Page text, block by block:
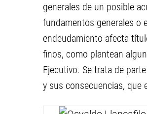
generales de un posible
fundamentos generales o
endeudamiento afecta
finos, como plantean
Ejecutivo. Se trata de
y sus consecuencias, que